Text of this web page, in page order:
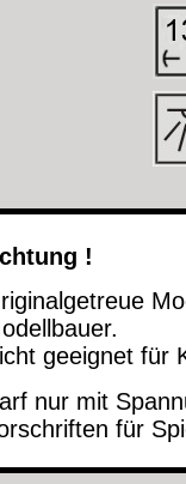
!
geeignet für
nur mit
für